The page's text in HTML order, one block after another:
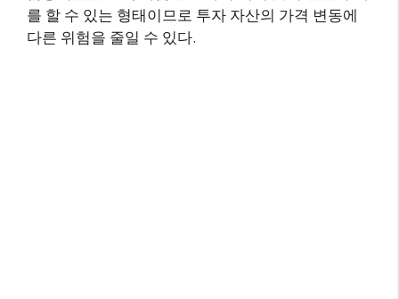
를 할 수 있는 형태이므로 투자 자산의 가격 변동에
다른 위험을 줄일 수 있다.